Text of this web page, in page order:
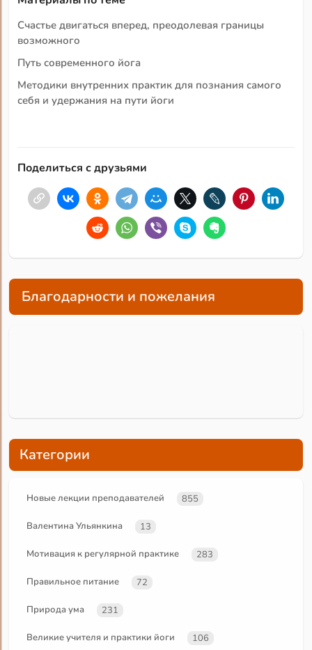
Счастье двигаться вперед, преодолевая границы
возможного
Путь современного йога
Методики внутренних практик для познания самого
себя и удержания на пути йоги
Поделиться с друзьями
Благодарности и пожелания
Категории
Новые лекции преподавателей 855
Валентина Ульянкина 13
Мотивация к регулярной практике 283
Правильное питание 72
Природа ума 231
Великие учителя и практики йоги 106